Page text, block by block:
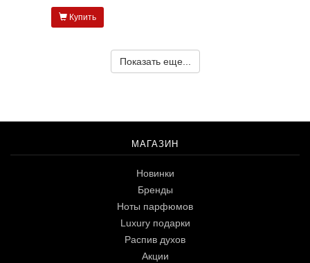
Купить
Показать еще...
МАГАЗИН
Новинки
Бренды
Ноты парфюмов
Luxury подарки
Распив духов
Акции